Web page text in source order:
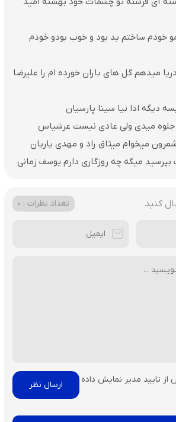
خودم ساختم بد بود و خوب بودو خودم
میدهم گل های باران‌ خورده ام را علیرضا
دیگه ادا نیا سینا پارسیان
جلوه میدی ولی عادی نیست عرشیاس
میخوام میثاق راد و مهدی یاریان
میگه چه روزگاری دارم یوسف زمانی
کنید تعداد نظرات : 0
تایید مدیر نمایش داده